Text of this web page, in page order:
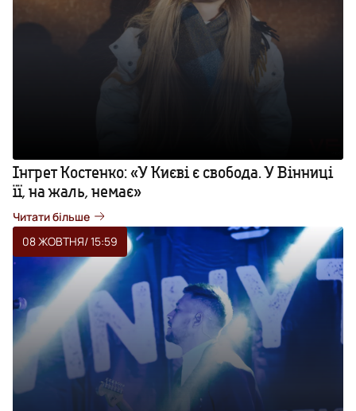
Інгрет Костенко: «У Києві є свобода. У Вінниці
її, на жаль, немає»
Читати більше
08 ЖОВТНЯ/ 15:59